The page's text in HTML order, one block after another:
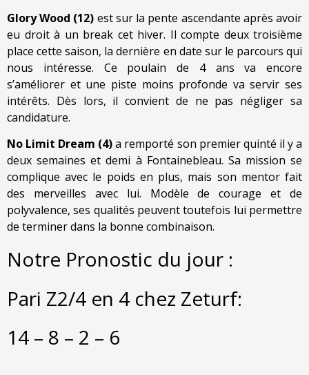
Glory Wood (12) est sur la pente ascendante après avoir
eu droit à un break cet hiver. Il compte deux troisième
place cette saison, la dernière en date sur le parcours qui
nous intéresse. Ce poulain de 4 ans va encore
s’améliorer et une piste moins profonde va servir ses
intérêts. Dès lors, il convient de ne pas négliger sa
candidature.
No Limit Dream (4)a remporté son premier quinté il y a
deux semaines et demi à Fontainebleau. Sa mission se
complique avec le poids en plus, mais son mentor fait
des merveilles avec lui. Modèle de courage et de
polyvalence, ses qualités peuvent toutefois lui permettre
de terminer dans la bonne combinaison.
Notre Pronostic du jour :
Pari Z2/4 en 4 chez Zeturf:
14 – 8 – 2 – 6